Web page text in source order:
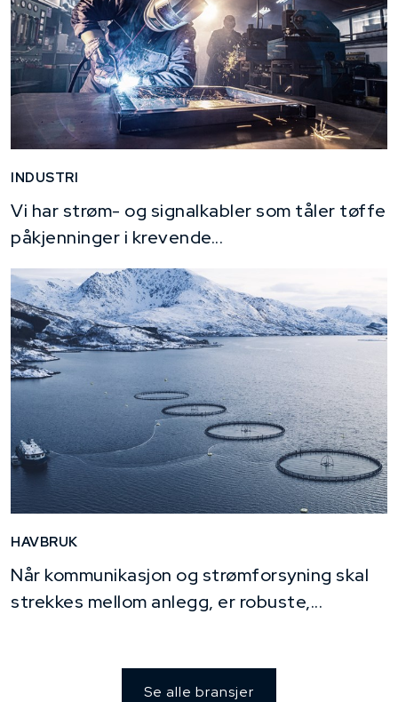
INDUSTRI
Vi har strøm- og signalkabler som tåler tøffe
påkjenninger i krevende...
HAVBRUK
Når kommunikasjon og strømforsyning skal
strekkes mellom anlegg, er robuste,...
Se alle bransjer